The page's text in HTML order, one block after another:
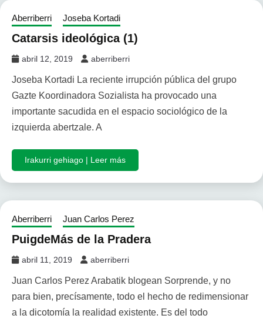
Aberriberri Joseba Kortadi
Catarsis ideológica (1)
abril 12, 2019 aberriberri
Joseba Kortadi La reciente irrupción pública del grupo
Gazte Koordinadora Sozialista ha provocado una
importante sacudida en el espacio sociológico de la
izquierda abertzale. A
Irakurri gehiago | Leer más
Aberriberri Juan Carlos Perez
PuigdeMás de la Pradera
abril 11, 2019 aberriberri
Juan Carlos Perez Arabatik blogean Sorprende, y no
para bien, precísamente, todo el hecho de redimensionar
a la dicotomía la realidad existente. Es del todo